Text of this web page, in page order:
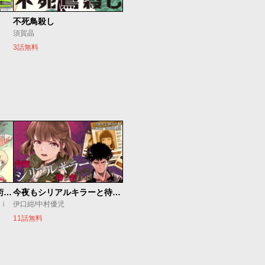
不死鳥殺し
須賀晶
3話無料
追放されたチート付与魔術師は気ままなセカンドライフを謳歌する。 ～俺は武器だけじゃなく、あらゆるものに『強化ポイント』を付与できるし、俺の意思でいつでも効果を解除できるけど、残った人たち大丈夫？～ 今夜もシリアルキラーと待ち合わせ
伊口紺/中村優児
11話無料